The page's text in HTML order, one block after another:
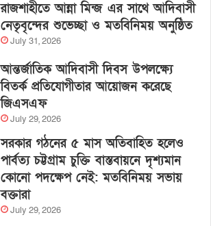
রাজশাহীতে আন্না মিন্জ এর সাথে আদিবাসী
নেতৃবৃন্দের শুভেচ্ছা ও মতবিনিময় অনুষ্ঠিত
July 31, 2026
আন্তর্জাতিক আদিবাসী দিবস উপলক্ষ্যে
বিতর্ক প্রতিযোগীতার আয়োজন করেছে
জিএসএফ
July 29, 2026
সরকার গঠনের ৫ মাস অতিবাহিত হলেও
পার্বত্য চট্টগ্রাম চুক্তি বাস্তবায়নে দৃশ্যমান
কোনো পদক্ষেপ নেই: মতবিনিময় সভায়
বক্তারা
July 29, 2026